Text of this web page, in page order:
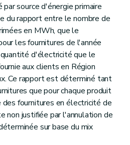
source d'énergie primaire
du rapport entre le nombre de
en MWh, que le
les fournitures de l'année
d'électricité que le
aux clients en Région
Ce rapport est déterminé tant
que pour chaque produit
des fournitures en électricité de
non justifiée par l'annulation de
sur base du mix